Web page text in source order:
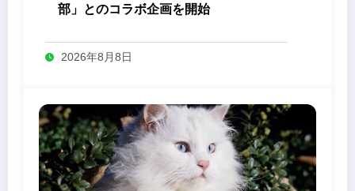
部」とのコラボ企画を開始
2026年8月8日